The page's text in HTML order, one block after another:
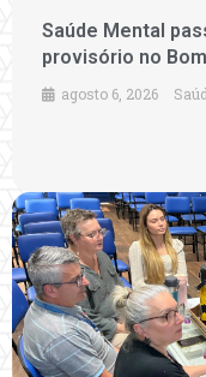
Saúde Mental
provisório no
agosto 6, 2026